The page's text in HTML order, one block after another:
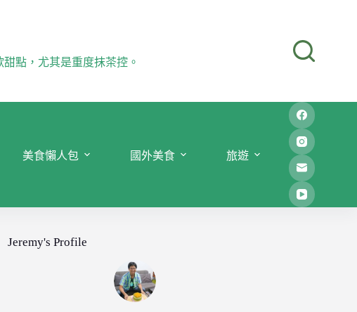
點，尤其是重度抹茶控。
美食懶人包 國外美食 旅遊
Jeremy's Profile